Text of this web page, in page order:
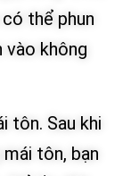
thể phun
không
tôn. Sau khi
tôn, bạn